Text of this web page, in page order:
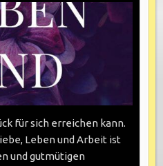
für sich erreichen kann.
Leben und Arbeit ist
und gutmütigen